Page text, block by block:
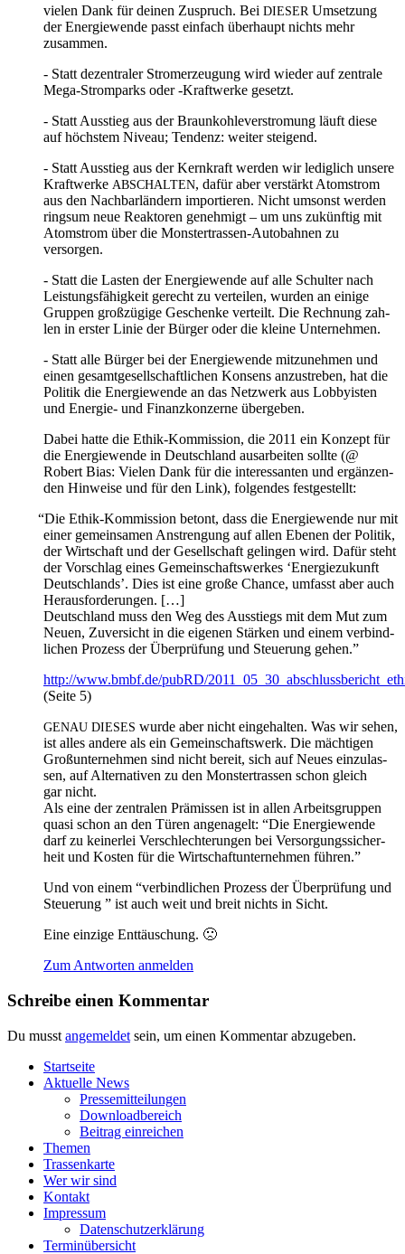
vie­len Dank für dei­nen Zuspruch. Bei DIESER Umset­zung
der Ener­gie­wen­de passt ein­fach über­haupt nichts mehr
zusammen.
- Statt dezen­tra­ler Strom­erzeu­gung wird wie­der auf zen­tra­le
Mega-Strom­parks oder ‑Kraft­wer­ke gesetzt.
- Statt Aus­stieg aus der Braun­koh­le­ver­stro­mung läuft die­se
auf höchs­tem Niveau; Ten­denz: wei­ter steigend.
- Statt Aus­stieg aus der Kern­kraft wer­den wir ledig­lich unse­re
Kraft­wer­ke ABSCHALTEN, dafür aber ver­stärkt Atom­strom
aus den Nach­bar­län­dern impor­tie­ren. Nicht umsonst wer­den
rings­um neue Reak­to­ren geneh­migt – um uns zukünf­tig mit
Atom­strom über die Mons­ter­tras­sen-Auto­bah­nen zu
versorgen.
- Statt die Las­ten der Ener­gie­wen­de auf alle Schul­ter nach
Leis­tungs­fä­hig­keit gerecht zu ver­tei­len, wur­den an eini­ge
Grup­pen groß­zü­gi­ge Geschen­ke ver­teilt. Die Rech­nung zah­
len in ers­ter Linie der Bür­ger oder die klei­ne Unternehmen.
- Statt alle Bür­ger bei der Ener­gie­wen­de mit­zu­neh­men und
einen gesamt­ge­sell­schaft­li­chen Kon­sens anzu­stre­ben, hat die
Poli­tik die Ener­gie­wen­de an das Netz­werk aus Lob­by­is­ten
und Ener­gie- und Finanz­kon­zer­ne übergeben.
Dabei hat­te die Ethik-Kom­mis­si­on, die 2011 ein Kon­zept für
die Ener­gie­wen­de in Deutsch­land aus­ar­bei­ten soll­te (@
Robert Bias: Vie­len Dank für die inter­es­san­ten und ergän­zen­
den Hin­wei­se und für den Link), fol­gen­des festgestellt:
“Die Ethik-Kommission betont, dass die Ener­gie­wen­de nur mit
einer gemein­sa­men Anstren­gung auf allen Ebe­nen der Poli­tik,
der Wirt­schaft und der Gesell­schaft gelin­gen wird. Dafür steht
der Vor­schlag eines Gemein­schafts­wer­kes ‘Ener­gie­zu­kunft
Deutsch­lands’. Dies ist eine gro­ße Chan­ce, umfasst aber auch
Herausforderungen. […]
Deutsch­land muss den Weg des Aus­stiegs mit dem Mut zum
Neu­en, Zuver­sicht in die eige­nen Stär­ken und einem ver­bind­
li­chen Pro­zess der Über­prü­fung und Steue­rung gehen.”
http://www.bmbf.de/pubRD/
(Sei­te 5)
GENAU DIESES wur­de aber nicht ein­ge­hal­ten. Was wir sehen,
ist alles ande­re als ein Gemein­schafts­werk. Die mäch­ti­gen
Groß­un­ter­neh­men sind nicht bereit, sich auf Neu­es ein­zu­las­
sen, auf Alter­na­ti­ven zu den Mons­ter­tras­sen schon gleich
gar nicht.
Als eine der zen­tra­len Prä­mis­sen ist in allen Arbeits­grup­pen
qua­si schon an den Türen ange­na­gelt: “Die Ener­gie­wen­de
darf zu kei­ner­lei Ver­schlech­te­run­gen bei Ver­sor­gungs­si­cher­
heit und Kos­ten für die Wirt­schaft­un­ter­neh­men führen.”
Und von einem “ver­bind­li­chen Pro­zess der Über­prü­fung und
Steue­rung ” ist auch weit und breit nichts in Sicht.
Eine ein­zi­ge Enttäuschung. 🙁
Zum Antworten anmelden
Schreibe einen Kommentar
Du musst angemeldet sein, um einen Kommentar abzugeben.
Start­sei­te
Aktu­el­le News
Pres­se­mit­tei­lun­gen
Down­load­be­reich
Bei­trag einreichen
The­men
Tras­sen­kar­te
Wer wir sind
Kon­takt
Impres­sum
Daten­schutz­er­klä­rung
Ter­min­über­sicht